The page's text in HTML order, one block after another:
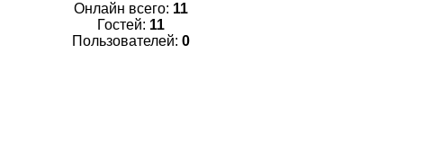
Онлайн всего: 11
Гостей: 11
Пользователей: 0